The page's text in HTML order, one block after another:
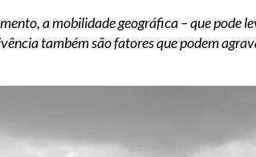
a mobilidade geográfica – que pode
também são fatores que podem